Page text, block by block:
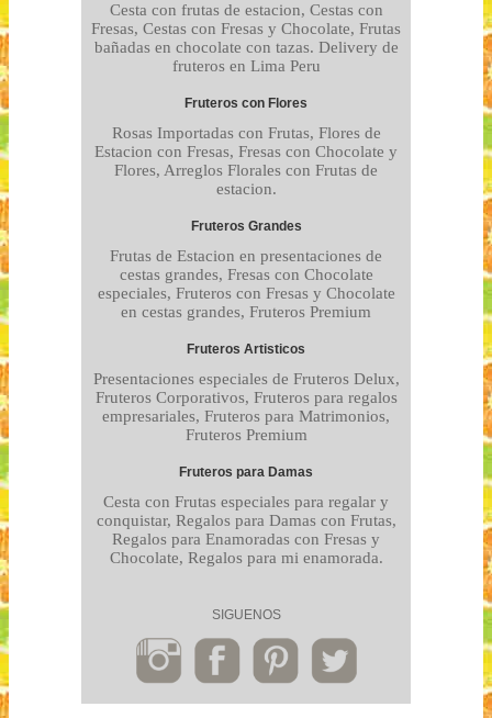
Cesta con frutas de estacion, Cestas con
Fresas, Cestas con Fresas y Chocolate, Frutas
bañadas en chocolate con tazas. Delivery de
fruteros en Lima Peru
Fruteros con Flores
Rosas Importadas con Frutas, Flores de
Estacion con Fresas, Fresas con Chocolate y
Flores, Arreglos Florales con Frutas de
estacion.
Fruteros Grandes
Frutas de Estacion en presentaciones de
cestas grandes, Fresas con Chocolate
especiales, Fruteros con Fresas y Chocolate
en cestas grandes, Fruteros Premium
Fruteros Artisticos
Presentaciones especiales de Fruteros Delux,
Fruteros Corporativos, Fruteros para regalos
empresariales, Fruteros para Matrimonios,
Fruteros Premium
Fruteros para Damas
Cesta con Frutas especiales para regalar y
conquistar, Regalos para Damas con Frutas,
Regalos para Enamoradas con Fresas y
Chocolate, Regalos para mi enamorada.
SIGUENOS